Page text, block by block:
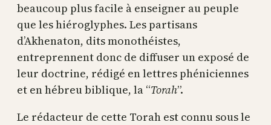
beaucoup plus facile à enseigner au peuple
que les hiéroglyphes. Les partisans
d’Akhenaton, dits monothéistes,
entreprennent donc de diffuser un exposé de
leur doctrine, rédigé en lettres phéniciennes
et en hébreu biblique, la “Torah”.
Le rédacteur de cette Torah est connu sous le